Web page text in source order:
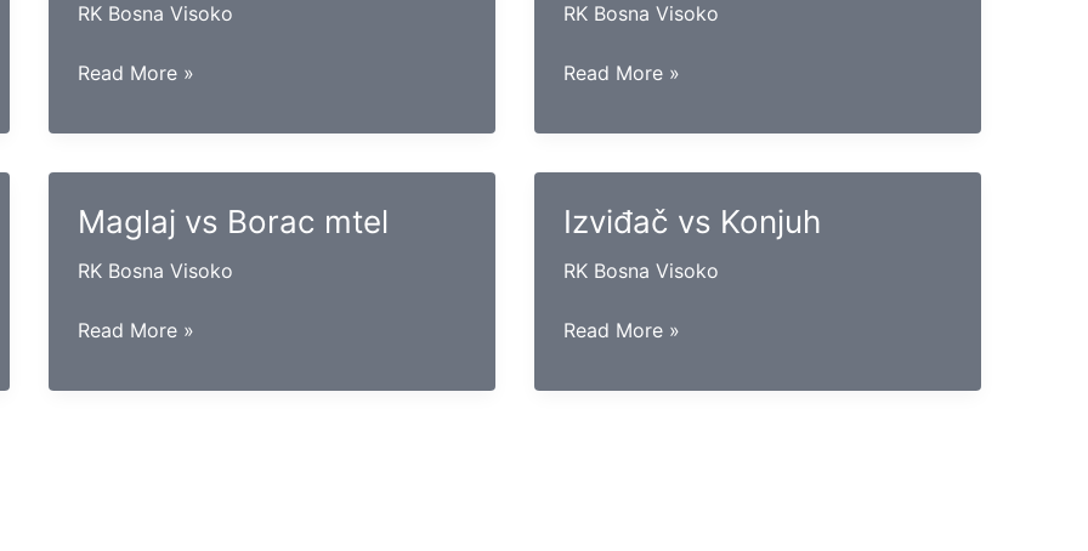
RK Bosna Visoko
Slavija
Bosna
(Sa)
Read More »
RK Bosna Visoko
Vogošća
Goražde
Read More »
Maglaj vs Borac mtel
RK Bosna Visoko
Maglaj
Borac
Read More »
Izviđač vs Konjuh
RK Bosna Visoko
Izviđač
Konjuh
Read More »